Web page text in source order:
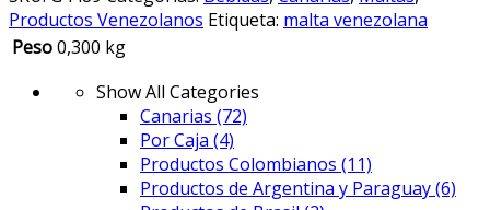
Productos Venezolanos Etiqueta: malta venezolana
Peso0,300 kg
Show All Categories
Canarias (72)
Por Caja (4)
Productos Colombianos (11)
Productos de Argentina y Paraguay(6)